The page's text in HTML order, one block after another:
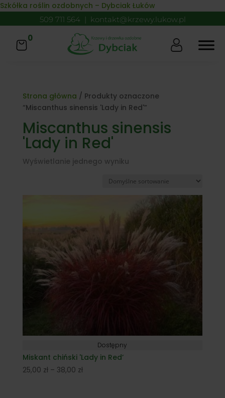
Skip to content
Szkółka roślin ozdobnych – Dybciak Łuków
509 711 564 | kontakt@krzewy.lukow.pl
0
Strona główna / Produkty oznaczone
“Miscanthus sinensis 'Lady in Red'”
Miscanthus sinensis
'Lady in Red'
Wyświetlanie jednego wyniku
Dostępny
Miskant chiński 'Lady in Red’
25,00 zł – 38,00 złZakres